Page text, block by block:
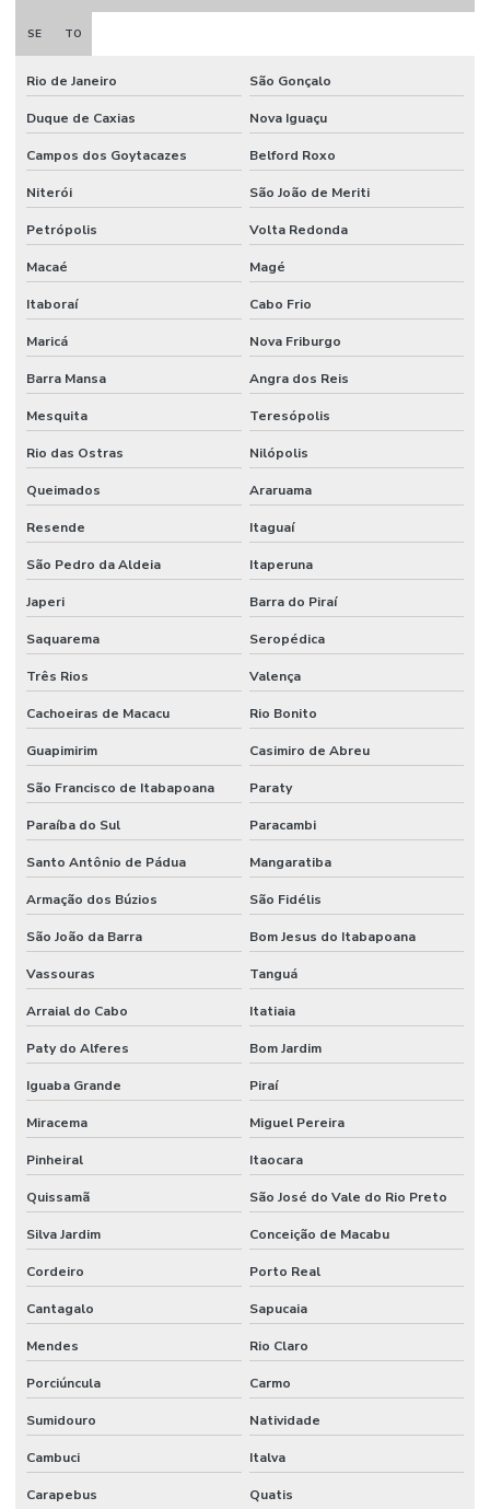
SE TO
Rio de Janeiro São Gonçalo
Duque de Caxias Nova Iguaçu
Campos dos Goytacazes Belford Roxo
Niterói São João de Meriti
Petrópolis Volta Redonda
Macaé Magé
Itaboraí Cabo Frio
Maricá Nova Friburgo
Barra Mansa Angra dos Reis
Mesquita Teresópolis
Rio das Ostras Nilópolis
Queimados Araruama
Resende Itaguaí
São Pedro da Aldeia Itaperuna
Japeri Barra do Piraí
Saquarema Seropédica
Três Rios Valença
Cachoeiras de Macacu Rio Bonito
Guapimirim Casimiro de Abreu
São Francisco de Itabapoana Paraty
Paraíba do Sul Paracambi
Santo Antônio de Pádua Mangaratiba
Armação dos Búzios São Fidélis
São João da Barra Bom Jesus do Itabapoana
Vassouras Tanguá
Arraial do Cabo Itatiaia
Paty do Alferes Bom Jardim
Iguaba Grande Piraí
Miracema Miguel Pereira
Pinheiral Itaocara
Quissamã São José do Vale do Rio Preto
Silva Jardim Conceição de Macabu
Cordeiro Porto Real
Cantagalo Sapucaia
Mendes Rio Claro
Porciúncula Carmo
Sumidouro Natividade
Cambuci Italva
Carapebus Quatis